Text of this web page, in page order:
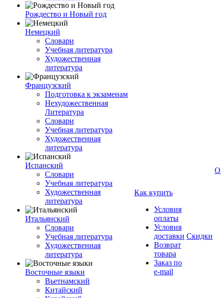
Рождество и Новый год
Немецкий
Словари
Учебная литература
Художественная
литература
Французский
Подготовка к экзаменам
Нехудожественная
Литература
Словари
Учебная литература
Художественная
литература
Испанский
Словари
Учебная литература
Художественная
литература
Итальянский
Словари
Учебная литература
Художественная
литература
Восточные языки
Вьетнамский
Китайский
Как купить
Условия
оплаты
Условия
доставки
Возврат
товара
Заказ по
e-mail
Скидки
О